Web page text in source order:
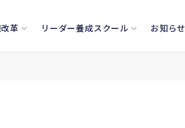
革 リーダー養成スクール お知らせ